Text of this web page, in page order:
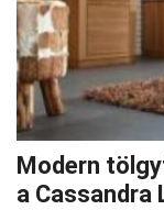
Modern
a Cassandra